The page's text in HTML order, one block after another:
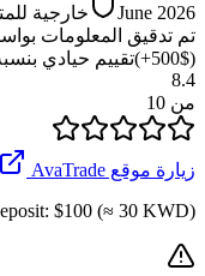
June 2026
خارجية
تم تدقيق المعلومات
($500+)
تقييم حيادي بنسبة
8.4
من 10
زيارة موقع AvaTrade
$100 (≈ 30 KWD)